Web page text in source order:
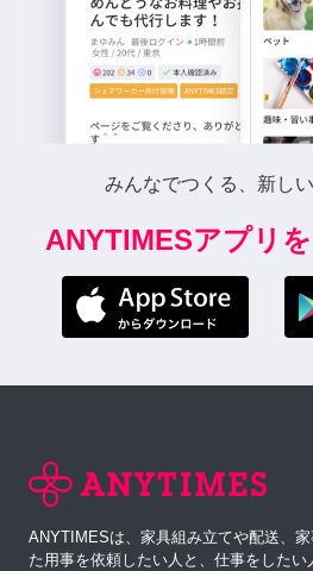
みんなでつくる、新し
ANYTIMESアプリ
ANYTIMESは、家具組み立てや配送、
た用事を依頼したい人と、仕事をしたい